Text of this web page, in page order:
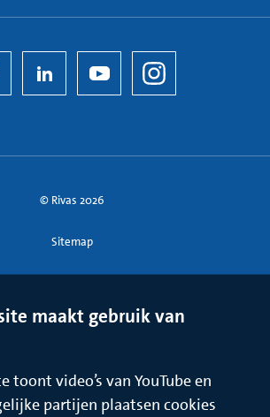
© Rivas 2026
Sitemap
maakt gebruik van
toont video’s van YouTube en
partijen plaatsen cookies